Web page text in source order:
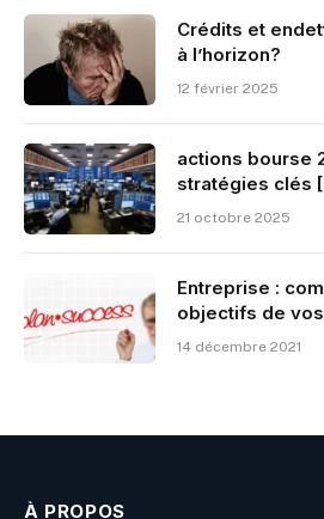
Crédits et
à l’horizon?
12 février 2025
actions bourse
stratégies clés
21 octobre 2025
Entreprise :
objectifs de
14 décembre 2021
À PROPOS